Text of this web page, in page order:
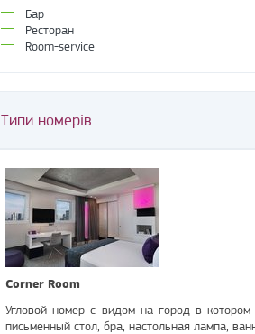
Бар
Ресторан
Room-service
Типи номерів
Corner Room
Угловой номер с видом на город в котором
письменный стол, бра, настольная лампа,